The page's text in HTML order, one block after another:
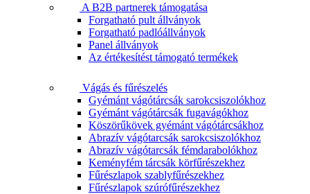
A B2B partnerek támogatása
Forgatható pult állványok
Forgatható padlóállványok
Panel állványok
Az értékesítést támogató termékek
Vágás és fűrészelés
Gyémánt vágótárcsák sarokcsiszolókhoz
Gyémánt vágótárcsák fugavágókhoz
Köszörűkövek gyémánt vágótárcsákhoz
Abrazív vágótarcsák sarokcsiszolókhoz
Abrazív vágótarcsák fémdarabolókhoz
Keményfém tárcsák körfűrészekhez
Fűrészlapok szablyfűrészekhez
Fűrészlapok szúrófűrészekhez